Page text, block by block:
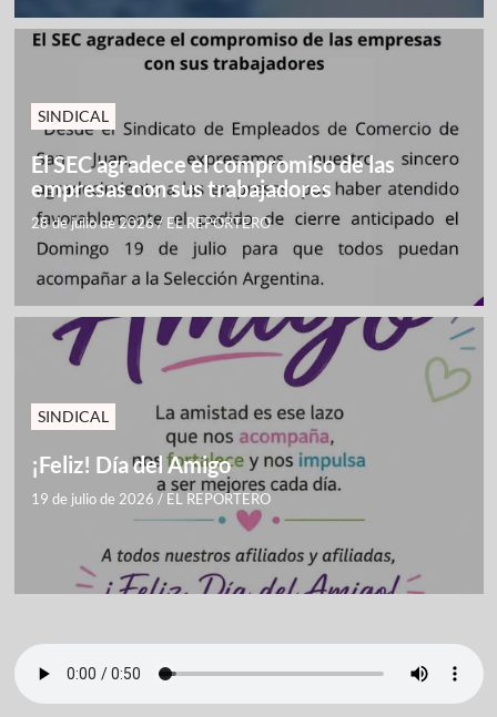
SINDICAL
El SEC agradece el compromiso de las
empresas con sus trabajadores
28 de julio de 2026/ EL REPORTERO
SINDICAL
¡Feliz! Día del Amigo
19 de julio de 2026 / EL REPORTERO